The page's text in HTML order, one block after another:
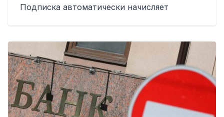
Подписка автоматически начисляет